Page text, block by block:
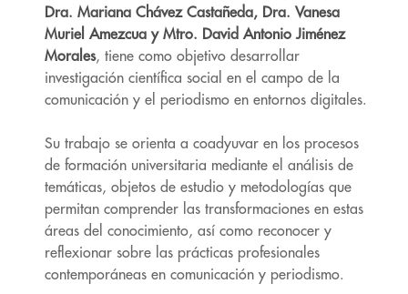
Dra. Mariana Chávez Castañeda, Dra. Vanesa
Muriel Amezcua y Mtro. David Antonio Jiménez
Morales, tiene como objetivo desarrollar
investigación científica social en el campo de la
comunicación y el periodismo en entornos digitales.
Su trabajo se orienta a coadyuvar en los procesos
de formación universitaria mediante el análisis de
temáticas, objetos de estudio y metodologías que
permitan comprender las transformaciones en estas
áreas del conocimiento, así como reconocer y
reflexionar sobre las prácticas profesionales
contemporáneas en comunicación y periodismo.